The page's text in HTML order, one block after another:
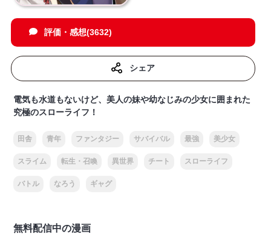
評価・感想(3632)
シェア
電気も水道もないけど、美人の妹や幼なじみの少女に囲まれた
究極のスローライフ！
田舎 青年 ファンタジー サバイバル 最強 美少女
スライム 転生・召喚 異世界 チート スローライフ
バトル なろう ギャグ
無料配信中の漫画